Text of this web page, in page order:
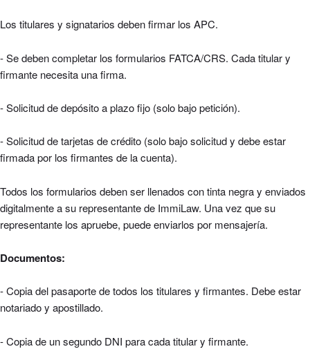
Los titulares y signatarios deben firmar los APC.
- Se deben completar los formularios FATCA/CRS. Cada titular y
firmante necesita una firma.
- Solicitud de depósito a plazo fijo (solo bajo petición).
- Solicitud de tarjetas de crédito (solo bajo solicitud y debe estar
firmada por los firmantes de la cuenta).
Todos los formularios deben ser llenados con tinta negra y enviados
digitalmente a su representante de ImmiLaw. Una vez que su
representante los apruebe, puede enviarlos por mensajería.
Documentos:
- Copia del pasaporte de todos los titulares y firmantes. Debe estar
notariado y apostillado.
- Copia de un segundo DNI para cada titular y firmante.